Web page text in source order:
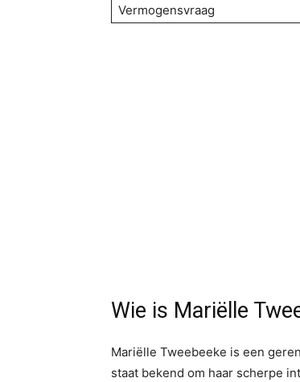
Vermogensvraag
Wie is Mariëlle
Mariëlle Tweebeeke is een
staat bekend om haar scherpe